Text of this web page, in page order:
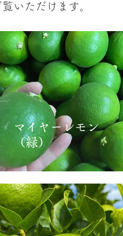
いただけます。
マイヤーレモン
（緑）